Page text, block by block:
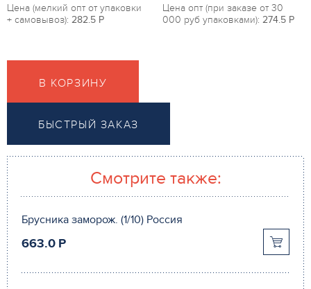
Цена (мелкий опт от упаковки
+ самовывоз): 282.5 P
Цена опт (при заказе от 30
000 руб упаковками): 274.5 P
В КОРЗИНУ
БЫСТРЫЙ ЗАКАЗ
Смотрите также:
Брусника заморож. (1/10) Россия
663.0 P